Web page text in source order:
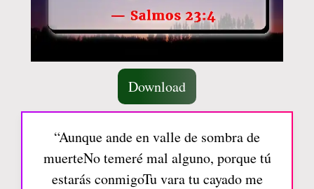
Download
“Aunque ande en valle de sombra de
muerteNo temeré mal alguno, porque tú
estarás conmigoTu vara tu cayado me